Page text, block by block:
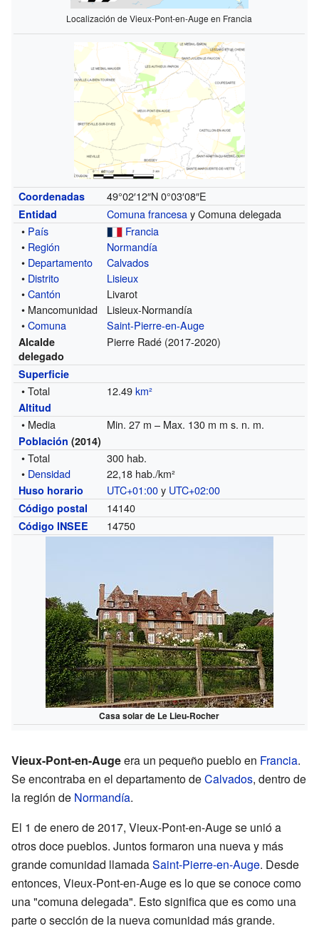
Localización de Vieux-Pont-en-Auge en Francia
Coordenadas 49°02′12″N 0°03′08″E
Entidad Comuna francesay Comuna delegada
• País
Francia
• Región
Normandía
• Departamento
Calvados
• Distrito
Lisieux
•Cantón
Livarot
• Mancomunidad
Lisieux-Normandía
•Comuna Saint-Pierre-en-Auge
Alcalde
delegado
Pierre Radé (2017-2020)
Superficie
• Total 12.49km²
Altitud
• Media Min. 27 m – Max. 130 m m s. n. m.
Población (2014)
• Total
300 hab.
• Densidad 22,18 hab./km²
Huso horario UTC+01:00y UTC+02:00
Código postal 14140
Código INSEE 14750
Casa solar de Le Lieu-Rocher
Vieux-Pont-en-Augeera un pequeño pueblo en Francia.
Se encontraba en el departamento deCalvados, dentro de
la región de Normandía.
El 1 de enero de 2017, Vieux-Pont-en-Auge se unió a
otros doce pueblos. Juntos formaron una nueva y más
grande comunidad llamadaSaint-Pierre-en-Auge. Desde
entonces, Vieux-Pont-en-Auge es lo que se conoce como
una "comuna delegada". Esto significa que es como una
parte o sección de la nueva comunidad más grande.